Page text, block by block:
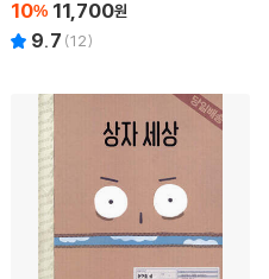
10% 11,700원
9.7 (12)